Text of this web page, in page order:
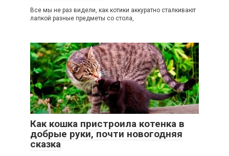
Все мы не раз видели, как котики аккуратно сталкивают
лапкой разные предметы со стола,
2
Как кошка пристроила котенка в
добрые руки, почти новогодняя
сказка